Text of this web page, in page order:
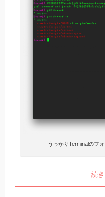
うっかりTerminalのフ
続